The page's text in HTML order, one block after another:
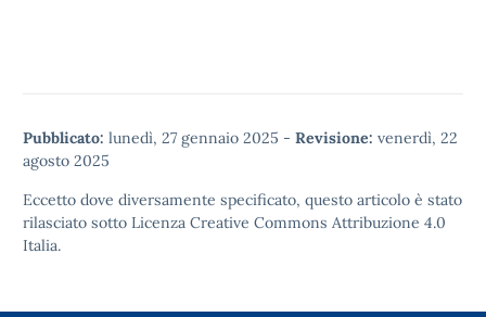
Pubblicato: lunedì, 27 gennaio 2025 - Revisione: venerdì, 22
agosto 2025
Eccetto dove diversamente specificato, questo articolo è stato
rilasciato sotto Licenza Creative Commons Attribuzione 4.0
Italia.